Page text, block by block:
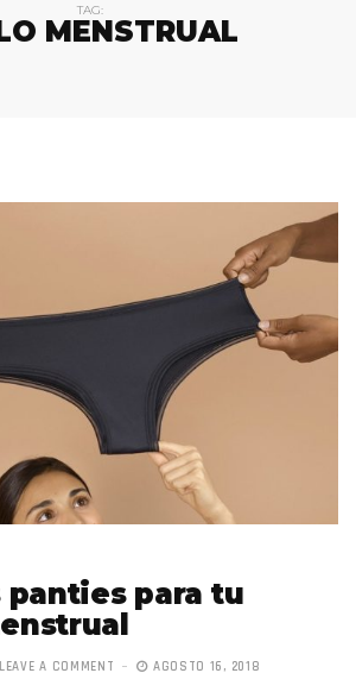
TAG:
MENSTRUAL
panties para tu
LEAVE A COMMENT AGOSTO 16, 2018